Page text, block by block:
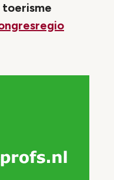
toerisme